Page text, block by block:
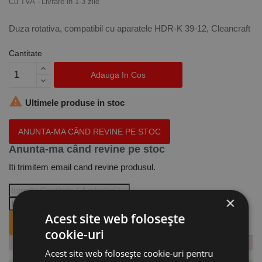
Duza rotativa, compatibil cu aparatele HDR-K 39-12, Cleancraft
Cantitate
Adauga In Cos
 Ultimele produse in stoc
ANUNTA-MA CÂND REVINE PE STOC
Anunta-ma când revine pe stoc
Iti trimitem email cand revine produsul.
ANUNTA-MA CÂND REVINE PE STOC.
×
Acest site web folosește
cookie-uri
Acest site web folosește cookie-uri pentru